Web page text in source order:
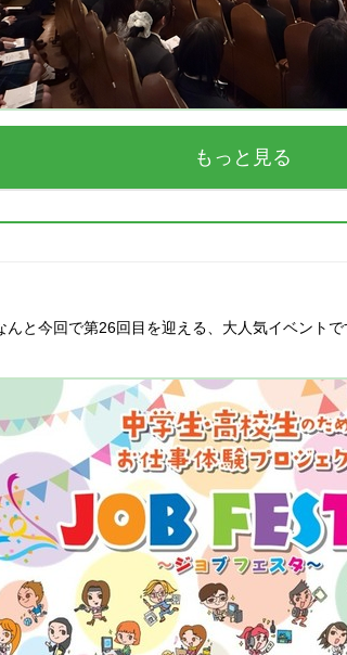
もっと見る
と今回で第26回目を迎える、大人気イベント